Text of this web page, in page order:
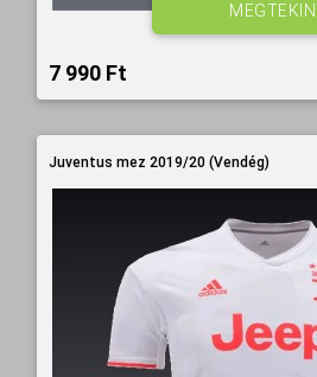
7 990 Ft‎
Juventus mez 2019/20 (Vendég)